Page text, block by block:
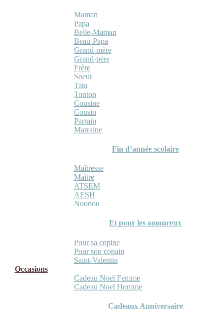
Maman
Papa
Belle-Maman
Beau-Papa
Grand-mère
Grand-père
Frère
Soeur
Tata
Tonton
Cousine
Cousin
Parrain
Marraine
Fin d’année scolaire
Maîtresse
Maître
ATSEM
AESH
Nounou
Et pour les amoureux
Pour sa copine
Pour son copain
Saint-Valentin
Occasions
Cadeau Noel Femme
Cadeau Noel Homme
Cadeaux Anniversaire